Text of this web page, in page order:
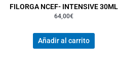
FILORGA NCEF- INTENSIVE 30ML
64,00€
Añadir al carrito